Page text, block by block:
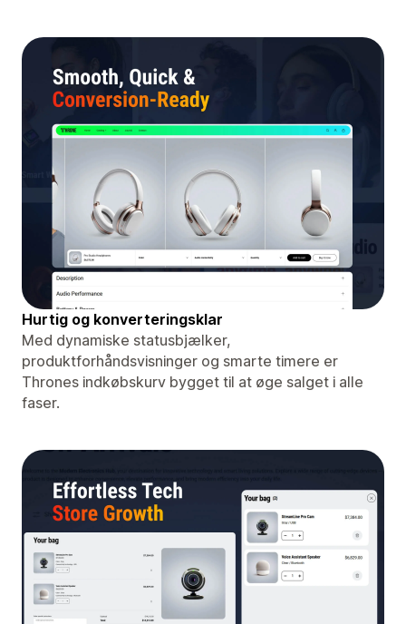
Hurtig og konverteringsklar
Med dynamiske statusbjælker,
produktforhåndsvisninger og smarte timere er
Thrones indkøbskurv bygget til at øge salget i alle
faser.